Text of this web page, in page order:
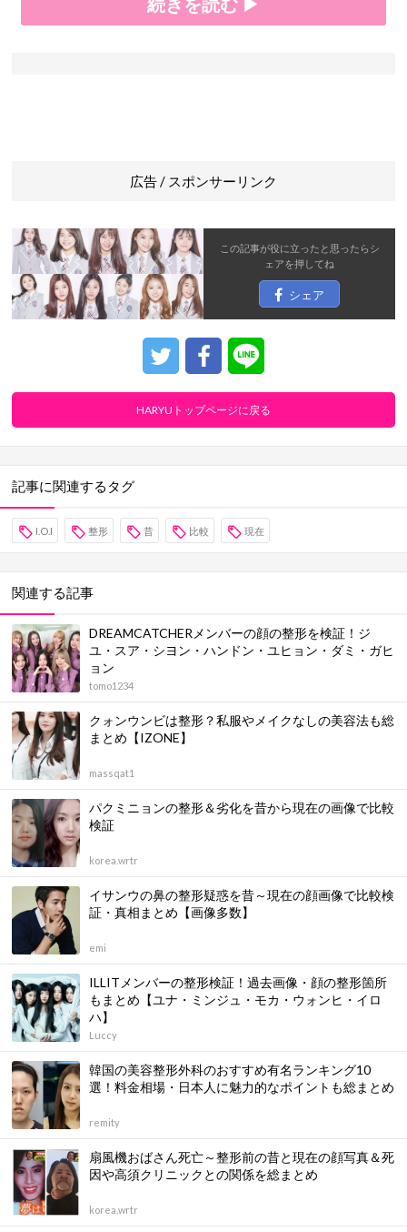
広告 / スポンサーリンク
この記事が役に立ったと思ったらシ
ェアを押してね
シェア
HARYUトップページに戻る
記事に関連するタグ
I.O.I 整形 昔 比較 現在
関連する記事
DREAMCATCHERメンバーの顔の整形を検証！ジ
ユ・スア・シヨン・ハンドン・ユヒョン・ダミ・ガヒ
ョン
tomo1234
クォンウンビは整形？私服やメイクなしの美容法も総
まとめ【IZONE】
massqat1
パクミニョンの整形＆劣化を昔から現在の画像で比較
検証
korea.wrtr
イサンウの鼻の整形疑惑を昔～現在の顔画像で比較検
証・真相まとめ【画像多数】
emi
ILLITメンバーの整形検証！過去画像・顔の整形箇所
もまとめ【ユナ・ミンジュ・モカ・ウォンヒ・イロ
ハ】
Luccy
韓国の美容整形外科のおすすめ有名ランキング10
選！料金相場・日本人に魅力的なポイントも総まとめ
remity
扇風機おばさん死亡～整形前の昔と現在の顔写真＆死
因や高須クリニックとの関係を総まとめ
korea.wrtr